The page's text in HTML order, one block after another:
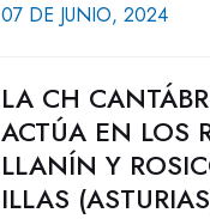
07 DE JUNIO, 2024
LA CH
ACTÚA EN LOS
LLANÍN Y
ILLAS